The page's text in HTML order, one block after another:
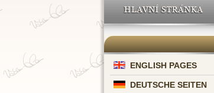
HLAVNÍ STRÁNKA
ENGLISH PAGES
DEUTSCHE SEITEN